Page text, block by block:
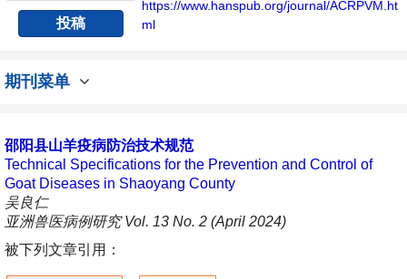
投稿
https://www.hanspub.org/journal/ACRPVM.ht
ml
期刊菜单
邵阳县山羊疫病防治技术规范
Technical Specifications for the Prevention and Control of
Goat Diseases in Shaoyang County
吴良仁
亚洲兽医病例研究 Vol. 13 No. 2 (April 2024)
被下列文章引用：